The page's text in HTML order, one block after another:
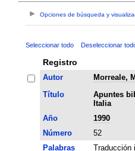
Opciones de búsqueda y
Seleccionar todo Deseleccionar
Registro
Autor
Morreale,
Título
Apuntes
Italia
Año
1990
Número
52
Palabras
Traducción